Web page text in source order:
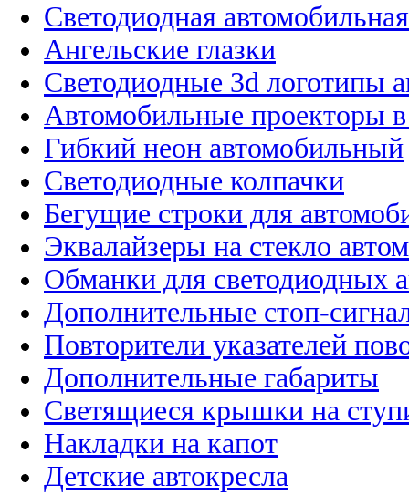
Светодиодная
Ангельские глазки
Светодиодные 3d логотипы
Автомобильные проекторы
Гибкий неон автомобильный
Светодиодные колпачки
Бегущие строки для
Эквалайзеры на стекло
Обманки для светодиодных
Дополнительные стоп-
Повторители указателей
Дополнительные габариты
Светящиеся крышки на
Накладки на капот
Детские автокресла